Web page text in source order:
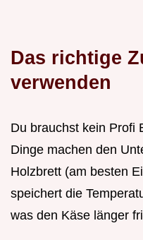
Das richtige
verwenden
Du brauchst kein Profi
Dinge machen den
Holzbrett (am besten
speichert die
was den Käse länger